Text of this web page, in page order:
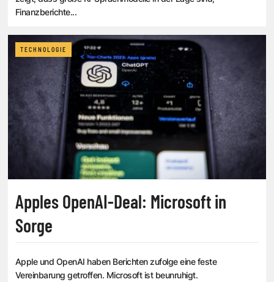
Finanzberichte...
TECHNOLOGIE
Apples OpenAI-Deal: Microsoft in
Sorge
Apple und OpenAI haben Berichten zufolge eine feste
Vereinbarung getroffen. Microsoft ist beunruhigt.